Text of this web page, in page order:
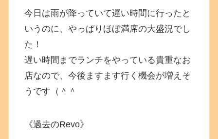
今日は雨が降っていて遅い時間に行ったと
いうのに、やっぱりほぼ満席の大盛況でし
た！
遅い時間までランチをやっている貴重なお
店なので、今後ますます行く機会が増えそ
うです（＾＾
《過去のRevo》